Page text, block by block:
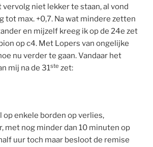
vervolg niet lekker te staan, al vond
tot max. +0,7. Na wat mindere zetten
en mijzelf kreeg ik op de 24e zet
op c4. Met Lopers van ongelijke
nu verder te gaan. Vandaar het
mij na de 31ste zet:
op enkele borden op verlies,
met nog minder dan 10 minuten op
half uur toch maar besloot de remise